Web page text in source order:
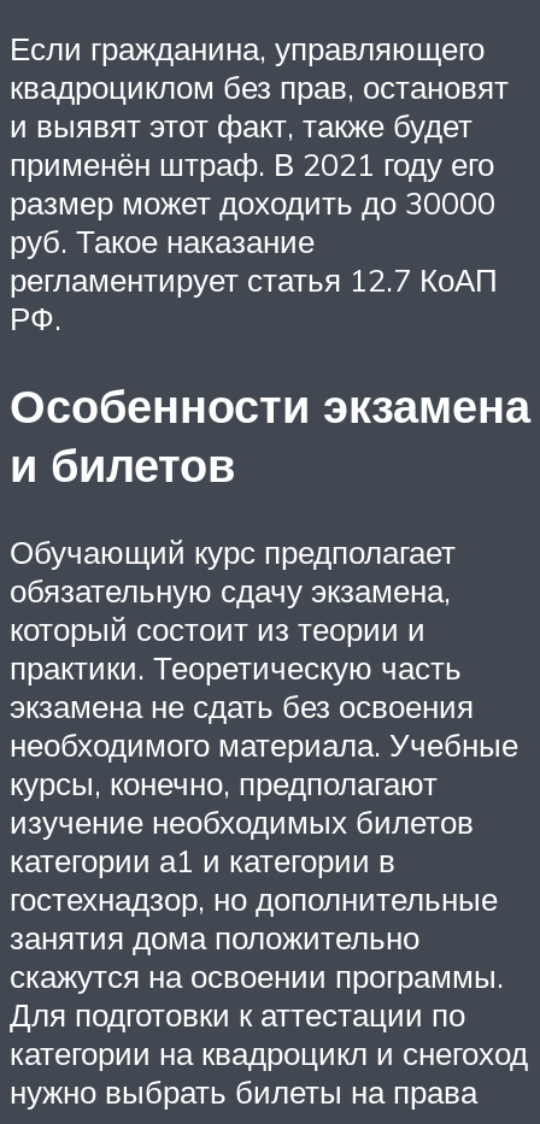
Если гражданина, управляющего
квадроциклом без прав, остановят
и выявят этот факт, также будет
применён штраф. В 2021 году его
размер может доходить до 30000
руб. Такое наказание
регламентирует статья 12.7 КоАП
РФ.
Особенности экзамена
и билетов
Обучающий курс предполагает
обязательную сдачу экзамена,
который состоит из теории и
практики. Теоретическую часть
экзамена не сдать без освоения
необходимого материала. Учебные
курсы, конечно, предполагают
изучение необходимых билетов
категории а1 и категории в
гостехнадзор, но дополнительные
занятия дома положительно
скажутся на освоении программы.
Для подготовки к аттестации по
категории на квадроцикл и снегоход
нужно выбрать билеты на права